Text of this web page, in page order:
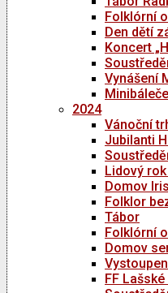
Folklórní
Den dětí
Koncert
Vynášení
2024
Vánoční
Jubilanti
Lidový
Domov Iris
Folklor
Tábor
Folklórní
Domov
FF